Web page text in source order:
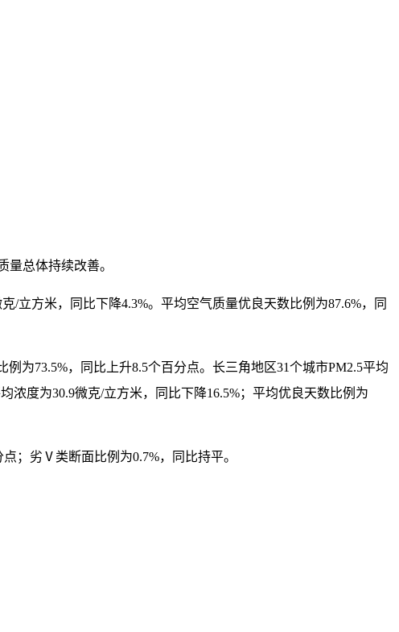
总体持续改善。
/立方米，同比下降4.3%。平均空气质量优良天数比例为87.6%，同
为73.5%，同比上升8.5个百分点。长三角地区31个城市PM2.5平均
浓度为30.9微克/立方米，同比下降16.5%；平均优良天数比例为
；劣Ⅴ类断面比例为0.7%，同比持平。